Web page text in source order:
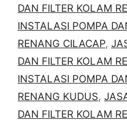
DAN FILTER KOLAM
INSTALASI POMPA
RENANG CILACAP,
DAN FILTER KOLAM
INSTALASI POMPA
RENANG KUDUS,
DAN FILTER KOLAM